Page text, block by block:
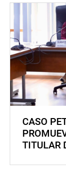
CASO
TITULAR